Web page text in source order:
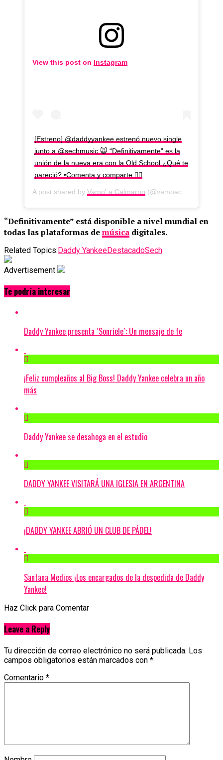
View this post on Instagram
[Estreno] @daddyyankee estrenó nuevo single
junto a @sechmusic 🙀 “Definitivamente” es la
unión de la nueva era con la Old School ¿Qué te
pareció? •Comenta y comparte 👇🏼
A post shared by Vamo' a Calmarno (@vamoacalmarno.cl) on
“Definitivamente” está disponible a nivel mundial en
todas las plataformas demúsica digitales.
Related Topics:Daddy YankeeDestacadoSech
Advertisement
Te podría interesar
Daddy Yankee presenta ´Sonríele`: Un mensaje de fe
¡Feliz cumpleaños al Big Boss! Daddy Yankee celebra un año
más
Daddy Yankee se desahoga en el estudio
DADDY YANKEE VISITARÁ UNA IGLESIA EN ARGENTINA
¡DADDY YANKEE ABRIÓ UN CLUB DE PÁDEL!
Santana Medios ¡Los encargados de la despedida de Daddy
Yankee!
Haz Click para Comentar
Leave a Reply
Tu dirección de correo electrónico no será publicada. Los
campos obligatorios están marcados con *
Comentario *